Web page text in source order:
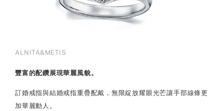
ALNITA&METIS
豐富的配鑽展現華麗風貌。
訂婚戒指與結婚戒指重疊配戴，無限綻放耀眼光芒讓手部線條更
加華麗動人。